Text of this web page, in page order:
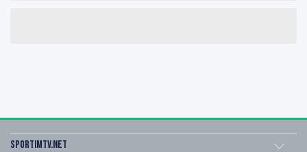
sportimtv.net